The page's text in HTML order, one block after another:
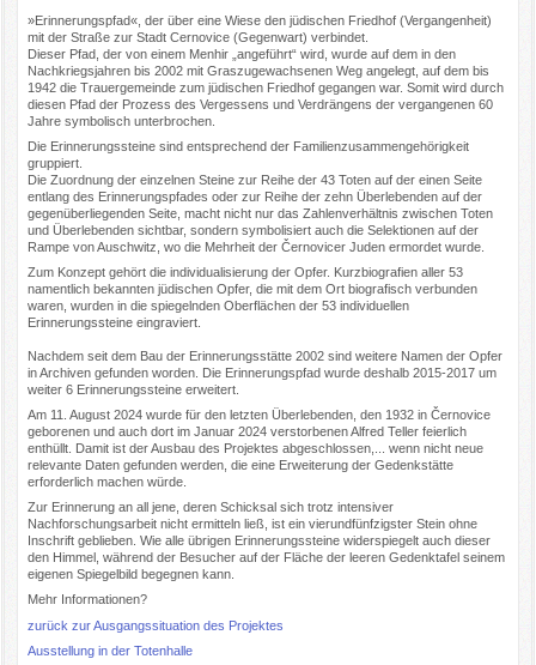
»Erinnerungspfad«, der über eine Wiese den jüdischen Friedhof (Vergangenheit)
mit der Straße zur Stadt Cernovice (Gegenwart) verbindet.
Dieser Pfad, der von einem Menhir „angeführt“ wird, wurde auf dem in den
Nachkriegsjahren bis 2002 mit Graszugewachsenen Weg angelegt, auf dem bis
1942 die Trauergemeinde zum jüdischen Friedhof gegangen war. Somit wird durch
diesen Pfad der Prozess des Vergessens und Verdrängens der vergangenen 60
Jahre symbolisch unterbrochen.
Die Erinnerungssteine sind entsprechend der Familienzusammengehörigkeit
gruppiert.
Die Zuordnung der einzelnen Steine zur Reihe der 43 Toten auf der einen Seite
entlang des Erinnerungspfades oder zur Reihe der zehn Überlebenden auf der
gegenüberliegenden Seite, macht nicht nur das Zahlenverhältnis zwischen Toten
und Überlebenden sichtbar, sondern symbolisiert auch die Selektionen auf der
Rampe von Auschwitz, wo die Mehrheit der Černovicer Juden ermordet wurde.
Zum Konzept gehört die individualisierung der Opfer. Kurzbiografien aller 53
namentlich bekannten jüdischen Opfer, die mit dem Ort biografisch verbunden
waren, wurden in die spiegelnden Oberflächen der 53 individuellen
Erinnerungssteine eingraviert.
Nachdem seit dem Bau der Erinnerungsstätte 2002 sind weitere Namen der Opfer
in Archiven gefunden worden. Die Erinnerungspfad wurde deshalb 2015-2017 um
weiter 6 Erinnerungssteine erweitert.
Am 11. August 2024 wurde für den letzten Überlebenden, den 1932 in Černovice
geborenen und auch dort im Januar 2024 verstorbenen Alfred Teller feierlich
enthüllt. Damit ist der Ausbau des Projektes abgeschlossen,... wenn nicht neue
relevante Daten gefunden werden, die eine Erweiterung der Gedenkstätte
erforderlich machen würde.
Zur Erinnerung an all jene, deren Schicksal sich trotz intensiver
Nachforschungsarbeit nicht ermitteln ließ, ist ein vierundfünfzigster Stein ohne
Inschrift geblieben. Wie alle übrigen Erinnerungssteine widerspiegelt auch dieser
den Himmel, während der Besucher auf der Fläche der leeren Gedenktafel seinem
eigenen Spiegelbild begegnen kann.
Mehr Informationen?
zurück zurAusgangssituation des Projektes
Ausstellung in der Totenhalle